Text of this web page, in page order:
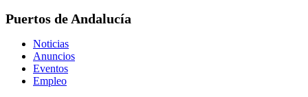
Puertos de Andalucía
Noticias
Anuncios
Eventos
Empleo